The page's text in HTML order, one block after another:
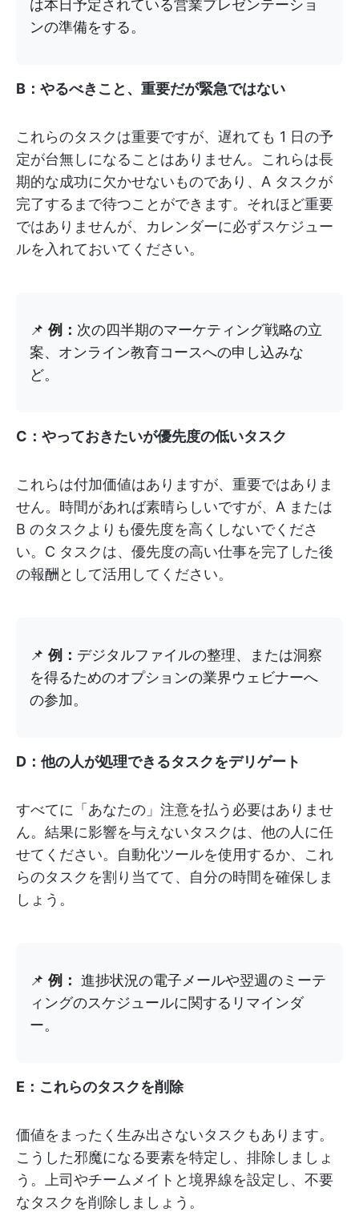
は本日予定されている営業プレゼンテーショ
ンの準備をする。
B：やるべきこと、重要だが緊急ではない
これらのタスクは重要ですが、遅れても 1 日の予
定が台無しになることはありません。これらは長
期的な成功に欠かせないものであり、A タスクが
完了するまで待つことができます。それほど重要
ではありませんが、カレンダーに必ずスケジュー
ルを入れておいてください。
📌 例： 次の四半期のマーケティング戦略の立
案、オンライン教育コースへの申し込みな
ど。
C：やっておきたいが優先度の低いタスク
これらは付加価値はありますが、重要ではありま
せん。時間があれば素晴らしいですが、A または
B のタスクよりも優先度を高くしないでくださ
い。C タスクは、優先度の高い仕事を完了した後
の報酬として活用してください。
📌 例： デジタルファイルの整理、または洞察
を得るためのオプションの業界ウェビナーへ
の参加。
D：他の人が処理できるタスクをデリゲート
すべてに「あなたの」注意を払う必要はありませ
ん。結果に影響を与えないタスクは、他の人に任
せてください。自動化ツールを使用するか、これ
らのタスクを割り当てて、自分の時間を確保しま
しょう。
📌 例： 進捗状況の電子メールや翌週のミーテ
ィングのスケジュールに関するリマインダ
ー。
E：これらのタスクを削除
価値をまったく生み出さないタスクもあります。
こうした邪魔になる要素を特定し、排除しましょ
う。上司やチームメイトと境界線を設定し、不要
なタスクを削除しましょう。